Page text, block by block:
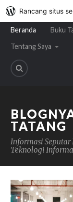
Beranda Buku
Tentang Saya
TATANG
Informasi
Teknologi
Rancang situs